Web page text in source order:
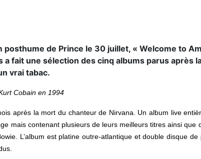
posthume de Prince le 30 juillet, « Welcome to
a fait une sélection des cinq albums parus après
vrai tabac.
Cobain en 1994
après la mort du chanteur de Nirvana. Un album live
mais contenant plusieurs de leurs meilleurs titres ainsi que
L’album est platine outre-atlantique et double disque